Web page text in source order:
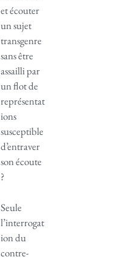
et écouter
un sujet
transgenre
sans être
assailli par
un flot de
représentat
ions
susceptible
d’entraver
son écoute
?
Seule
l’interrogat
ion du
contre-